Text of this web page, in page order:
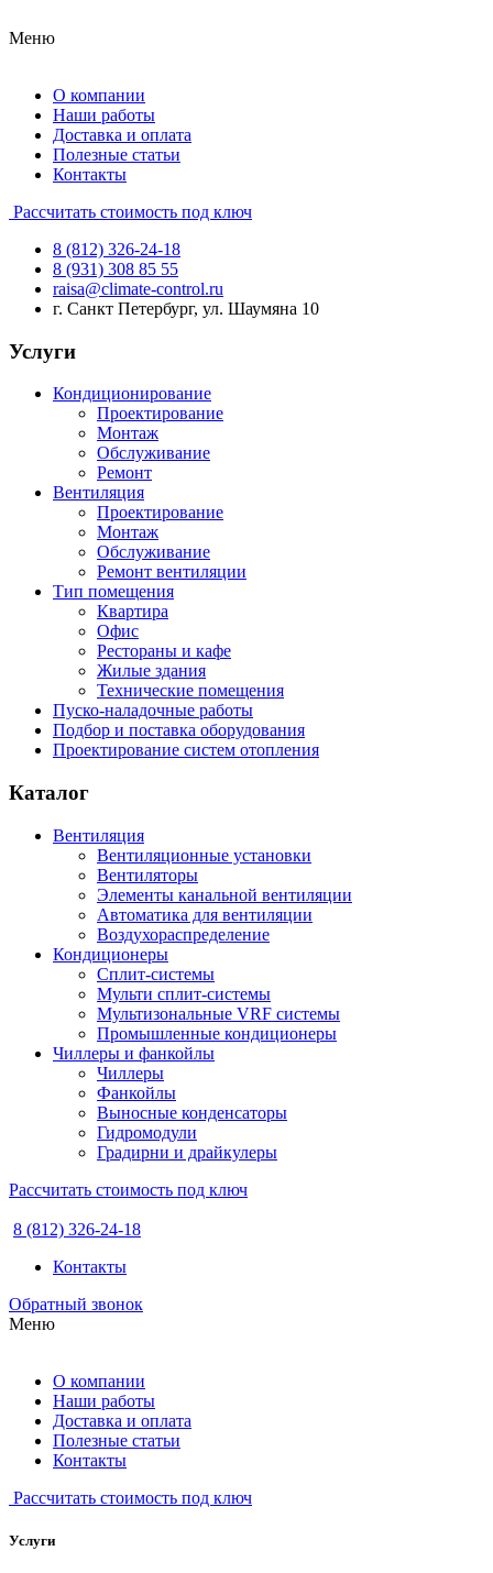
Меню
О компании
Наши работы
Доставка и оплата
Полезные статьи
Контакты
Рассчитать стоимость под ключ
8 (812) 326-24-18
8 (931) 308 85 55
raisa@climate-control.ru
г. Санкт Петербург, ул. Шаумяна 10
Услуги
Кондиционирование
Проектирование
Монтаж
Обслуживание
Ремонт
Вентиляция
Проектирование
Монтаж
Обслуживание
Ремонт вентиляции
Тип помещения
Квартира
Офис
Рестораны и кафе
Жилые здания
Технические помещения
Пуско-наладочные работы
Подбор и поставка оборудования
Проектирование систем отопления
Каталог
Вентиляция
Вентиляционные установки
Вентиляторы
Элементы канальной вентиляции
Автоматика для вентиляции
Воздухораспределение
Кондиционеры
Сплит-системы
Мульти сплит-системы
Мультизональные VRF системы
Промышленные кондиционеры
Чиллеры и фанкойлы
Чиллеры
Фанкойлы
Выносные конденсаторы
Гидромодули
Градирни и драйкулеры
Рассчитать стоимость под ключ
8 (812) 326-24-18
Контакты
Обратный звонок
Меню
О компании
Наши работы
Доставка и оплата
Полезные статьи
Контакты
Рассчитать стоимость под ключ
Услуги